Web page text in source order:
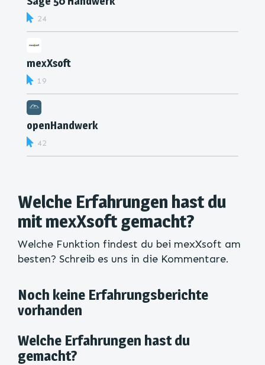
24
mexXsoft
19
openHandwerk
42
Welche Erfahrungen hast du
mit mexXsoft gemacht?
Welche Funktion findest du bei mexXsoft am
besten? Schreib es uns in die Kommentare.
Noch keine Erfahrungsberichte
vorhanden
Welche Erfahrungen hast du
gemacht?